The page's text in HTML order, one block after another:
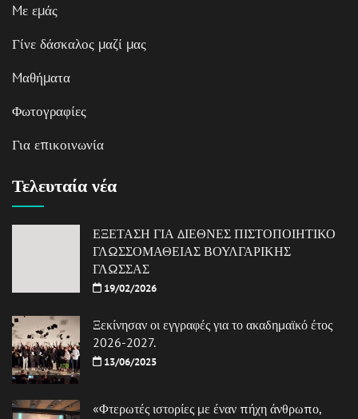
Mε εμάς
Γίνε δάσκαλος μαζί μας
Mαθήματα
Φωτογραφίες
Για επικοινωνία
Τελευταία νέα
ΕΞΕΤΑΣΗ ΓΙΑ ΔΙΕΘΝΕΣ ΠΙΣΤΟΠΟΙΗΤΙΚΟ
ΓΛΩΣΣΟΜΑΘΕΙΑΣ ΒΟΥΛΓΑΡΙΚΗΣ
ΓΛΩΣΣΑΣ
19/02/2026
Ξεκίνησαν οι εγγραφές για το ακαδημαϊκό έτος
2026-2027.
13/06/2025
«Φτερωτές ιστορίες με έναν πήχη άνθρωπο,